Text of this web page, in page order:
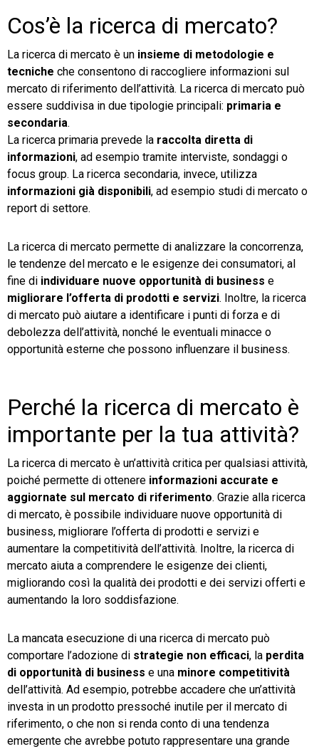
Cos’è la ricerca di mercato?
La ricerca di mercato è un insieme di metodologie e
tecniche che consentono di raccogliere informazioni sul
mercato di riferimento dell’attività. La ricerca di mercato può
essere suddivisa in due tipologie principali: primaria e
secondaria.
La ricerca primaria prevede la raccolta diretta di
informazioni, ad esempio tramite interviste, sondaggi o
focus group. La ricerca secondaria, invece, utilizza
informazioni già disponibili, ad esempio studi di mercato o
report di settore.
La ricerca di mercato permette di analizzare la concorrenza,
le tendenze del mercato e le esigenze dei consumatori, al
fine di individuare nuove opportunità di business e
migliorare l’offerta di prodotti e servizi. Inoltre, la ricerca
di mercato può aiutare a identificare i punti di forza e di
debolezza dell’attività, nonché le eventuali minacce o
opportunità esterne che possono influenzare il business.
Perché la ricerca di mercato è
importante per la tua attività?
La ricerca di mercato è un’attività critica per qualsiasi attività,
poiché permette di ottenere informazioni accurate e
aggiornate sul mercato di riferimento. Grazie alla ricerca
di mercato, è possibile individuare nuove opportunità di
business, migliorare l’offerta di prodotti e servizi e
aumentare la competitività dell’attività. Inoltre, la ricerca di
mercato aiuta a comprendere le esigenze dei clienti,
migliorando così la qualità dei prodotti e dei servizi offerti e
aumentando la loro soddisfazione.
La mancata esecuzione di una ricerca di mercato può
comportare l’adozione di strategie non efficaci, la perdita
di opportunità di business e una minore competitività
dell’attività. Ad esempio, potrebbe accadere che un’attività
investa in un prodotto pressoché inutile per il mercato di
riferimento, o che non si renda conto di una tendenza
emergente che avrebbe potuto rappresentare una grande